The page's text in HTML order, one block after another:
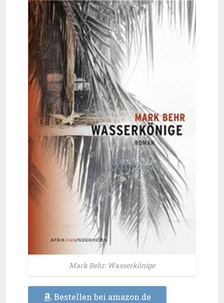
Mark Behr: Wasserkönige
Bestellen bei amazon.de